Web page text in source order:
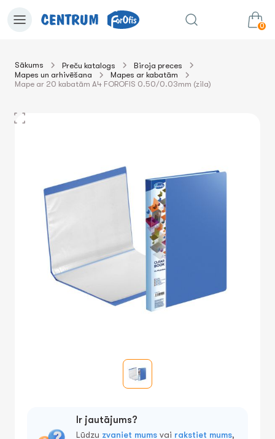
0
uz grozu Summa:
Sākums Preču katalogs
Biroja preces
Mapes un arhivēšana
Mapes ar kabatām
Mape ar 20 kabatām A4 FOROFIS 0.50/0.03mm (zila)
Ir jautājums?
Lūdzu zvaniet mums vai rakstiet mums,